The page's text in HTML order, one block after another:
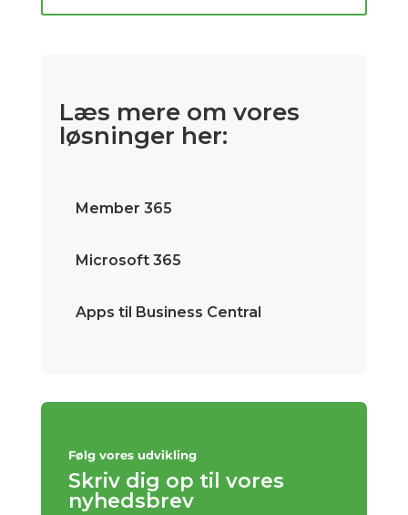
Læs mere om vores
løsninger her:
Member 365
Microsoft 365
Apps til Business Central
Følg vores udvikling
Skriv dig op til vores
nyhedsbrev